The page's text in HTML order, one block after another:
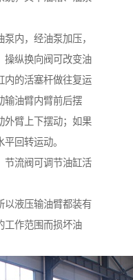
内，经油泵加压，
操纵换向阀可改变油
内的活塞杆做往复运
输油臂内臂前后摆
外臂上下摆动；如果
回转运动。
节流阀可调节油缸活
以液压输油臂都装有
工作范围而损坏油